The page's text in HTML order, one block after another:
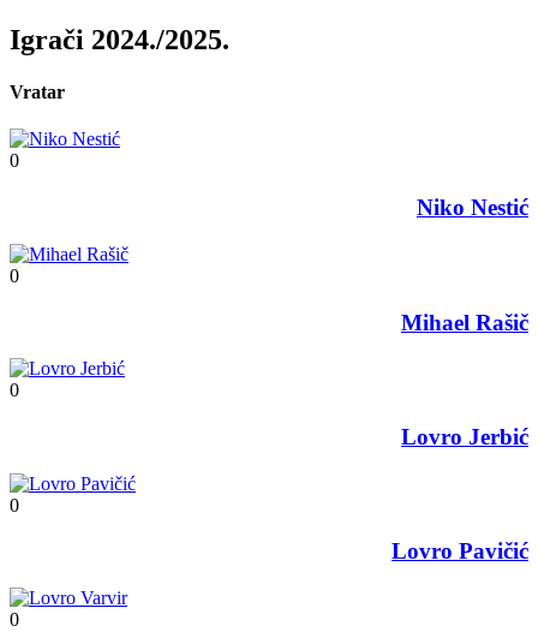
Igrači 2024./2025.
Vratar
0
Niko Nestić
0
Mihael Rašič
0
Lovro Jerbić
0
Lovro Pavičić
0